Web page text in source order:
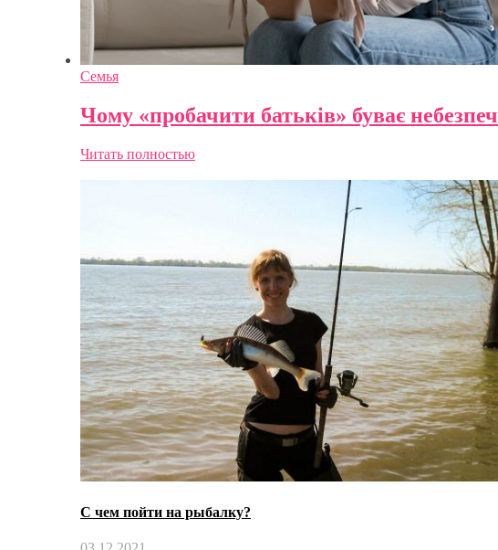
Семья
Чому «пробачити батьків» буває
Читать полностью
С чем пойти на рыбалку?